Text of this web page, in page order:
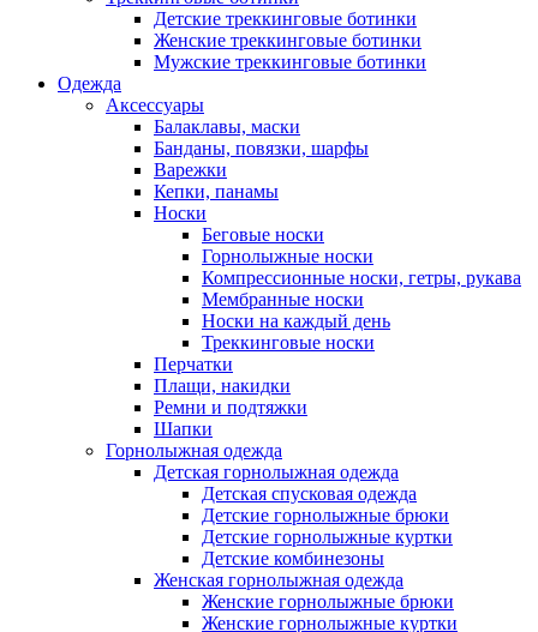
Детские треккинговые ботинки
Женские треккинговые ботинки
Мужские треккинговые ботинки
Одежда
Аксессуары
Балаклавы, маски
Банданы, повязки, шарфы
Варежки
Кепки, панамы
Носки
Беговые носки
Горнолыжные носки
Компрессионные носки, гетры, рукава
Мембранные носки
Носки на каждый день
Треккинговые носки
Перчатки
Плащи, накидки
Ремни и подтяжки
Шапки
Горнолыжная одежда
Детская горнолыжная одежда
Детская спусковая одежда
Детские горнолыжные брюки
Детские горнолыжные куртки
Детские комбинезоны
Женская горнолыжная одежда
Женские горнолыжные брюки
Женские горнолыжные куртки